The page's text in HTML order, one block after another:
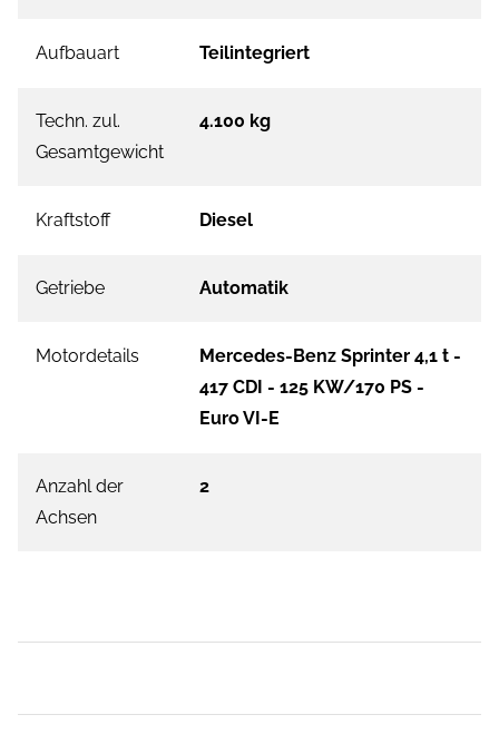
Aufbauart Teilintegriert
Techn. zul.
Gesamtgewicht
4.100 kg
Kraftstoff Diesel
Getriebe Automatik
Motordetails
Mercedes-Benz Sprinter 4,1 t -
417 CDI - 125 KW/170 PS -
Euro VI-E
Anzahl der
Achsen
2